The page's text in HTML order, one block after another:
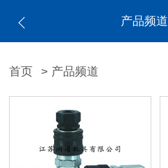
产品频道
首页 > 产品频道